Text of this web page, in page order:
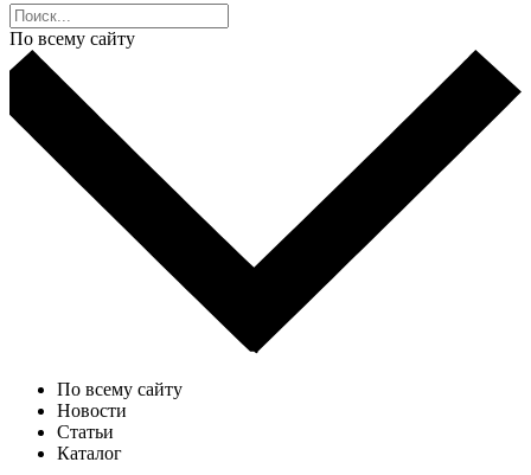
По всему сайту
По всему сайту
Новости
Статьи
Каталог